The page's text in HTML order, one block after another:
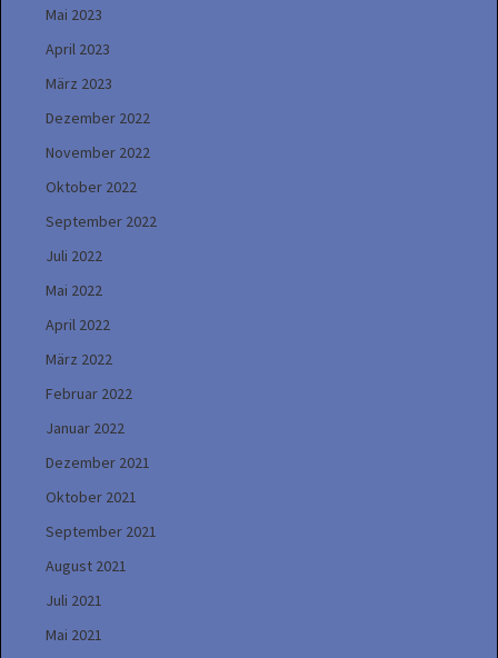
Mai 2023
April 2023
März 2023
Dezember 2022
November 2022
Oktober 2022
September 2022
Juli 2022
Mai 2022
April 2022
März 2022
Februar 2022
Januar 2022
Dezember 2021
Oktober 2021
September 2021
August 2021
Juli 2021
Mai 2021